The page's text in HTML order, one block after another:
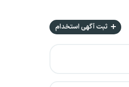
ثبت آگهی استخدام